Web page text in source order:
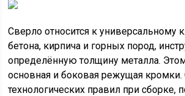
Сверло относится к универсальному
бетона, кирпича и горных пород,
определённую толщину металла.
основная и боковая режущая
технологических правил при сборке,